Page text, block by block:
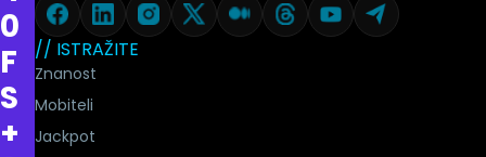
0
F
S
+
// ISTRAŽITE
Znanost
Mobiteli
Jackpot